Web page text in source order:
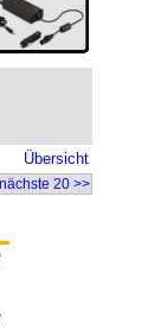
Übersicht
nächste 20 >>